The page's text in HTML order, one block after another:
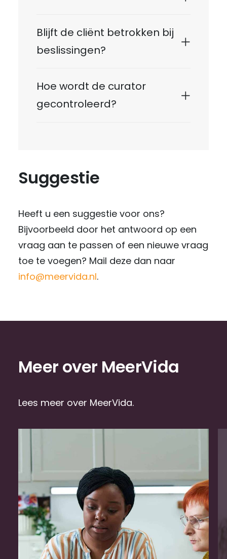
Blijft de cliënt betrokken bij
beslissingen?
Hoe wordt de curator
gecontroleerd?
Suggestie
Heeft u een suggestie voor ons?
Bijvoorbeeld door het antwoord op een
vraag aan te passen of een nieuwe vraag
toe te voegen? Mail deze dan naar
info@meervida.nl.
Meer over MeerVida
Lees meer over MeerVida.